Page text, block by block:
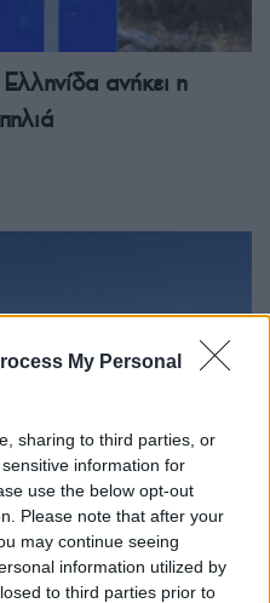
My Personal
sharing to third parties, or
information for
use the below opt-out
Please note that after your
may continue seeing
information utilized by
to third parties prior to
ανήκει η
«Θράκη –
τον Θερμαϊκό